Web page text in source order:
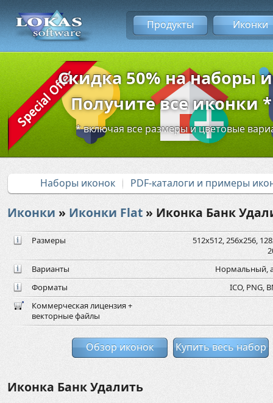
Продукты Иконки
Скидка 50% на наборы
Получите все иконки
* включая все размеры и цветовые
Наборы иконок PDF-каталоги и примеры
Иконки » Иконки Flat » Иконка Банк
Размеры
512x512, 256x256,
Варианты
Нормальный,
Форматы
ICO, PNG,
Коммерческая лицензия +
векторные файлы
Обзор иконок Купить весь набор
Иконка Банк Удалить